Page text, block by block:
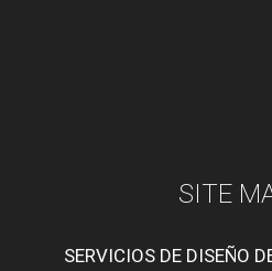
SITE
SERVICIOS DE DISEÑO